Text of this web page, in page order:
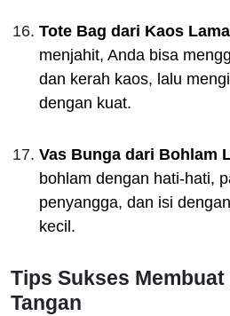
Tote Bag dari Kaos
menjahit, Anda bisa
dan kerah kaos, lalu
dengan kuat.
Vas Bunga dari Bohlam
bohlam dengan hati-hati,
penyangga, dan isi
kecil.
Tips Sukses
Tangan